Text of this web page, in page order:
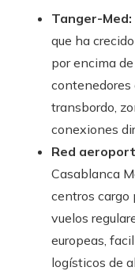
Tanger-Med:
que ha
por encima
contenedores
transbordo,
conexiones
Red
Casablanca
centros cargo
vuelos
europeas,
logísticos de